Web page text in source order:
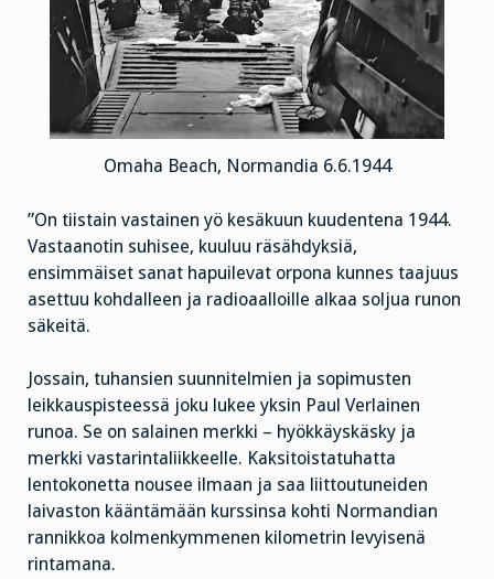
Omaha Beach, Normandia 6.6.1944
”On tiistain vastainen yö kesäkuun kuudentena 1944.
Vastaanotin suhisee, kuuluu räsähdyksiä,
ensimmäiset sanat hapuilevat orpona kunnes taajuus
asettuu kohdalleen ja radioaalloille alkaa soljua runon
säkeitä.
Jossain, tuhansien suunnitelmien ja sopimusten
leikkauspisteessä joku lukee yksin Paul Verlainen
runoa. Se on salainen merkki – hyökkäyskäsky ja
merkki vastarintaliikkeelle. Kaksitoistatuhatta
lentokonetta nousee ilmaan ja saa liittoutuneiden
laivaston kääntämään kurssinsa kohti Normandian
rannikkoa kolmenkymmenen kilometrin levyisenä
rintamana.